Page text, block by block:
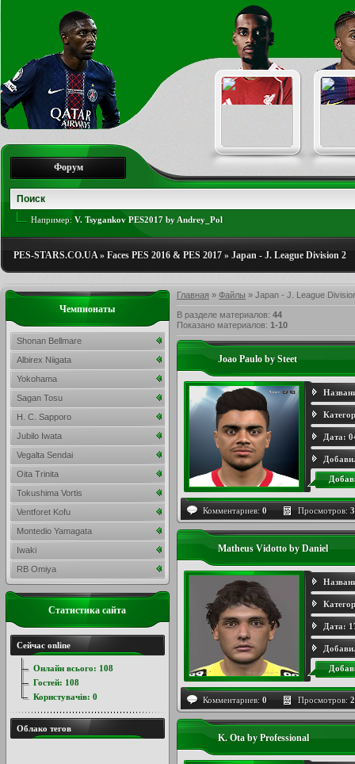
Форум
Например: V. Tsygankov PES2017 by Andrey_Pol
PES-STARS.CO.UA» Faces PES 2016 & PES 2017 » Japan - J. League Division 2
Главная » Файлы » Japan - J. League
В разделе материалов: 44
Показано материалов: 1-10
Joao Paulo by Steet
Дата:
Комментариев: 0 Просмотров:
Matheus Vidotto by Daniel
Дата:
Комментариев: 0 Просмотров:
K. Ota by Professional
Чемпионаты
Shonan Bellmare
Albirex Niigata
Yokohama
Sagan Tosu
H. C. Sapporo
Jubilo Iwata
Vegalta Sendai
Oita Trinita
Tokushima Vortis
Ventforet Kofu
Montedio Yamagata
Iwaki
RB Omiya
Статистика сайта
Сейчас online
Онлайн всього: 108
Гостей: 108
Користувачів: 0
Облако тегов